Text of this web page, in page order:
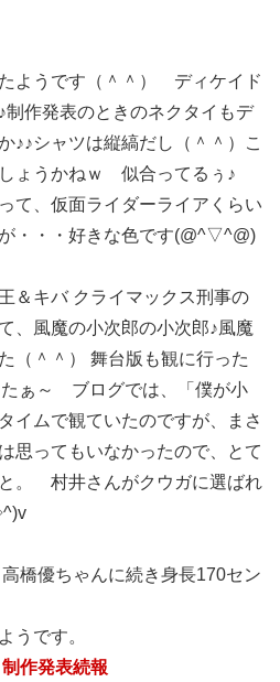
ようです（＾＾） ディケイド
作発表のときのネクタイもデ
♪♪シャツは縦縞だし（＾＾）こ
ょうかねｗ 似合ってるぅ♪
て、仮面ライダーライアくらい
・・・好きな色です(@^▽^@)
＆キバ クライマックス刑事の
風魔の小次郎の小次郎♪風魔
（＾＾） 舞台版も観に行った
たぁ～ ブログでは、「僕が小
イムで観ていたのですが、まさ
思ってもいなかったので、とて
。 村井さんがクウガに選ばれ
橋優ちゃんに続き身長170セン
うです。
作発表続報